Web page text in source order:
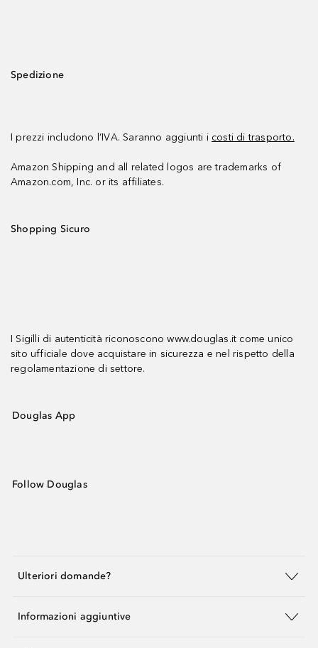
Spedizione
I prezzi includono l’IVA. Saranno aggiunti i costi di trasporto.
Amazon Shipping and all related logos are trademarks of
Amazon.com, Inc. or its affiliates.
Shopping Sicuro
I Sigilli di autenticità riconoscono www.douglas.it come unico
sito ufficiale dove acquistare in sicurezza e nel rispetto della
regolamentazione di settore.
Douglas App
Follow Douglas
Ulteriori domande?
Informazioni aggiuntive